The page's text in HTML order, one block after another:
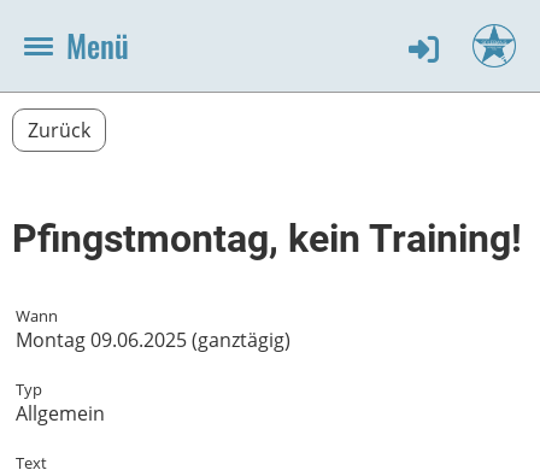
Menü
Zurück
Pfingstmontag, kein Training!
Wann
Montag 09.06.2025 (ganztägig)
Typ
Allgemein
Text